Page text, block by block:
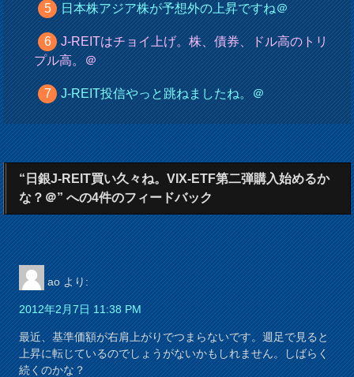
日本株アジア株が予想外の上昇ですね＠
J-REITはチョイ上げ。株、債券、ドル高のトリ
プル高。＠
J-REIT投信やっと跳ねましたね。＠
“日銀J-REIT買い久々ね。VIX-ETF第二弾購入始めるか
な？＠” への4件のフィードバック
ao より:
2012年2月7日 11:38 PM
最近、基準価額が右肩上がりでつまらないです。週足で見ると
上昇に転じているのでしょうがないかもしれません。しばらく
続くのかな？